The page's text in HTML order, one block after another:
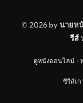
© 2026 byนายห
รีส์
ดูหนังออนไลน์ ·
ซีรีส์เก